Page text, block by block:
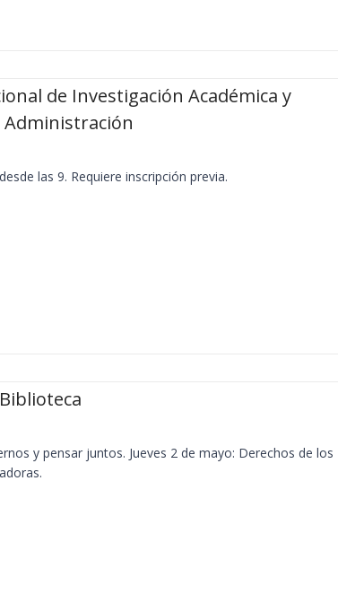
de Investigación Académica y
las 9. Requiere inscripción previa.
y pensar juntos. Jueves 2 de mayo: Derechos de los